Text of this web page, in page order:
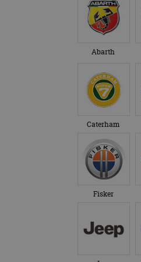
Abarth
Caterham
Fisker